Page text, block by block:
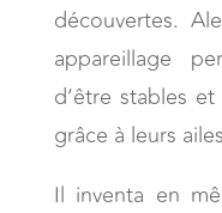
découvertes.
appareillage
d’être stables
grâce à leurs
Il inventa en